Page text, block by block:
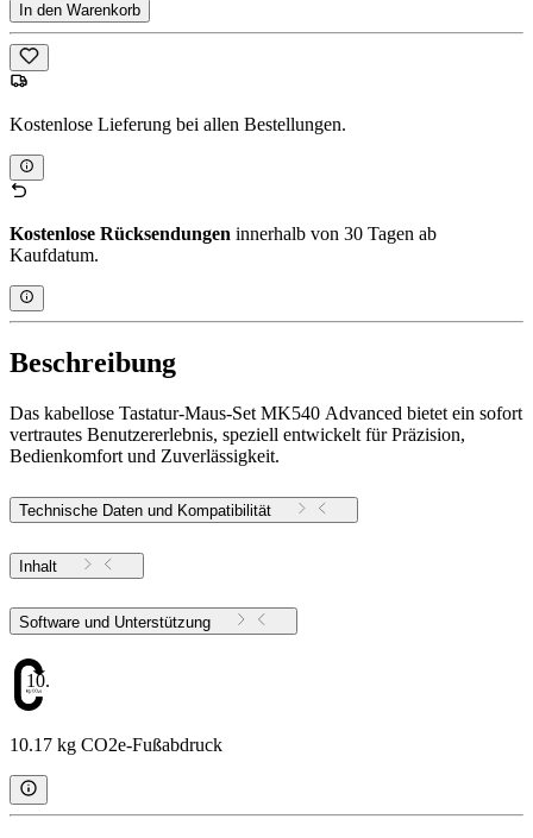
In den Warenkorb
Kostenlose Lieferung bei allen Bestellungen.
Kostenlose Rücksendungen innerhalb von 30 Tagen ab
Kaufdatum.
Beschreibung
Das kabellose Tastatur-Maus-Set MK540 Advanced bietet ein sofort
vertrautes Benutzererlebnis, speziell entwickelt für Präzision,
Bedienkomfort und Zuverlässigkeit.
Technische Daten und Kompatibilität
Inhalt
Software und Unterstützung
10.17
10.17 kg CO2e-Fußabdruck